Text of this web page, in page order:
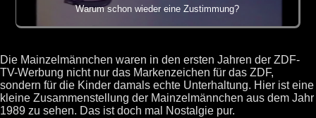
Warum schon wieder eine Zustimmung?
Die Mainzelmännchen waren in den ersten Jahren der ZDF-
TV-Werbung nicht nur das Markenzeichen für das ZDF,
sondern für die Kinder damals echte Unterhaltung. Hier ist eine
kleine Zusammenstellung der Mainzelmännchen aus dem Jahr
1989 zu sehen. Das ist doch mal Nostalgie pur.